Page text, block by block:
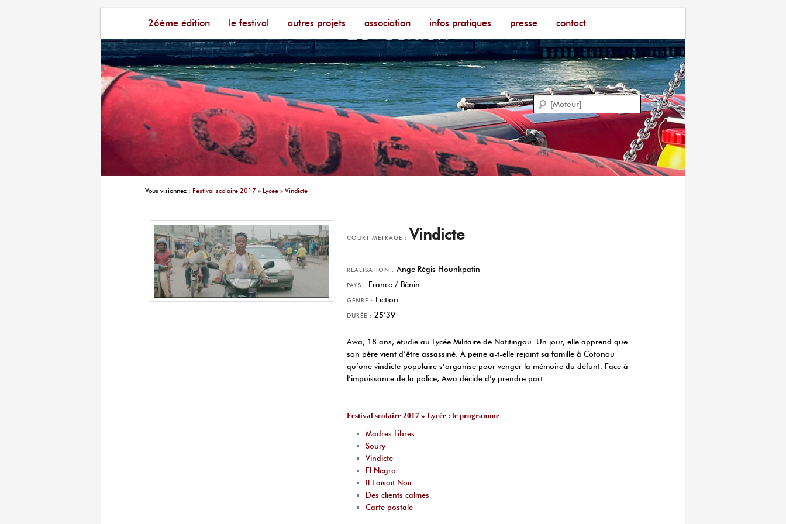
aller au contenu principal
aller au contenu secondaire
26ème édition le festival autres projets association infos pratiques presse contact
Recherche
Vous visionnez : Festival scolaire 2017 » Lycée » Vindicte
COURT MÉTRAGE : Vindicte
RÉALISATION : Ange Régis Hounkpatin
PAYS : France / Bénin
GENRE : Fiction
DURÉE : 25’39
Awa, 18 ans, étudie au Lycée Militaire de Natitingou. Un jour, elle apprend que
son père vient d’être assassiné. À peine a-t-elle rejoint sa famille à Cotonou
qu’une vindicte populaire s’organise pour venger la mémoire du défunt. Face à
l’impuissance de la police, Awa décide d’y prendre part.
Festival scolaire 2017 » Lycée : le programme
Madres Libres
Soury
Vindicte
El Negro
Il Faisait Noir
Des clients calmes
Carte postale